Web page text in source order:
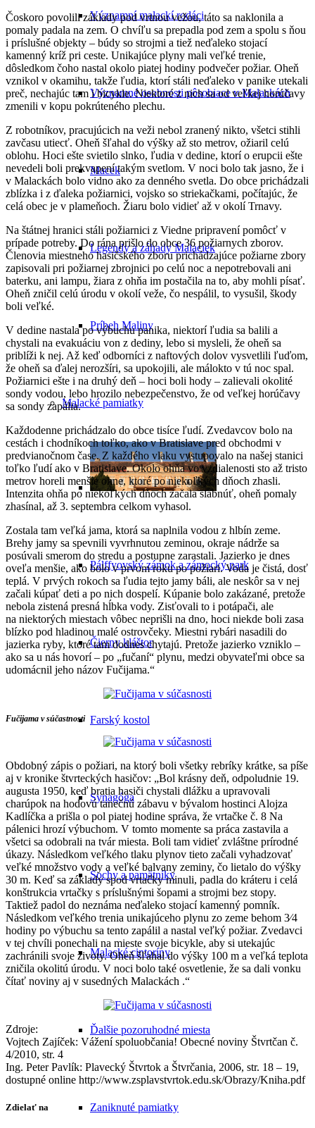
Významní malackí rodáci
Významné osobnosti pôsobiace v Malackách
Macek
Legendy a záhady Malaciek
Príbeh Maliny
Malacké pamiatky
Pálffyovský zámok a zámocký park
Čierny kláštor
Farský kostol
Synagóga
Sochy a pamätníky
Malacké cintoríny
Ďalšie pozoruhodné miesta
Zaniknuté pamiatky
Čoskoro povolili základy pod vrtnou vežou, táto sa naklonila a
pomaly padala na zem. O chvíľu sa prepadla pod zem a spolu s ňou
i príslušné objekty – búdy so strojmi a tiež neďaleko stojací
kamenný kríž pri ceste. Unikajúce plyny mali veľké trenie,
dôsledkom čoho nastal okolo piatej hodiny podvečer požiar. Oheň
vznikol v okamihu, takže ľudia, ktorí stáli neďaleko v panike utekali
preč, nechajúc tam i bicykle. Niektoré z nich sa od veľkej horúčavy
zmenili v kopu pokrúteného plechu.
Z robotníkov, pracujúcich na veži nebol zranený nikto, všetci stihli
zavčasu utiecť. Oheň šľahal do výšky až sto metrov, ožiaril celú
oblohu. Hoci ešte svietilo slnko, ľudia v dedine, ktorí o erupcii ešte
nevedeli boli prekvapení takým svetlom. V noci bolo tak jasno, že i
v Malackách bolo vidno ako za denného svetla. Do obce prichádzali
zblízka i z ďaleka požiarnici, vojsko so striekačkami, počítajúc, že
celá obec je v plameňoch. Žiaru bolo vidieť až v okolí Trnavy.
Na štátnej hranici stáli požiarnici z Viedne pripravení pomôcť v
prípade potreby. Do rána prišlo do obce 36 požiarnych zborov.
Členovia miestneho hasičského zboru prichádzajúce požiarne zbory
zapisovali pri požiarnej zbrojnici po celú noc a nepotrebovali ani
baterku, ani lampu, žiara z ohňa im postačila na to, aby mohli písať.
Oheň zničil celú úrodu v okolí veže, čo nespálil, to vysušil, škody
boli veľké.
V dedine nastala po výbuchu panika, niektorí ľudia sa balili a
chystali na evakuáciu von z dediny, lebo si mysleli, že oheň sa
priblíži k nej. Až keď odborníci z naftových dolov vysvetlili ľuďom,
že oheň sa ďalej nerozšíri, sa upokojili, ale málokto v tú noc spal.
Požiarnici ešte i na druhý deň – hoci boli hody – zalievali okolité
sondy vodou, lebo hrozilo nebezpečenstvo, že od veľkej horúčavy
sa sondy zapália.
Každodenne prichádzalo do obce tisíce ľudí. Zvedavcov bolo na
cestách i chodníkoch toľko, ako v Bratislave pred obchodmi v
predvianočnom čase. Z každého vlaku vystupovalo na našej stanici
toľko ľudí ako v Bratislave. Okolo ohňa vo vzdialenosti sto až tristo
metrov horeli menšie ohne, ktoré po niekoľkých dňoch zhasli.
Intenzita ohňa po niekoľkých dňoch začala slabnúť, oheň pomaly
zhasínal, až 3. septembra celkom vyhasol.
Zostala tam veľká jama, ktorá sa naplnila vodou z hlbín zeme.
Brehy jamy sa spevnili vyvrhnutou zeminou, okraje nádrže sa
posúvali smerom do stredu a postupne zarastali. Jazierko je dnes
oveľa menšie, ako bolo v prvom roku po požiari. Voda je čistá, dosť
teplá. V prvých rokoch sa ľudia tejto jamy báli, ale neskôr sa v nej
začali kúpať deti a po nich dospelí. Kúpanie bolo zakázané, pretože
nebola zistená presná hĺbka vody. Zisťovali to i potápači, ale
na niektorých miestach vôbec neprišli na dno, hoci niekde boli zasa
blízko pod hladinou malé ostrovčeky. Miestni rybári nasadili do
jazierka ryby, ktoré tam dodnes chytajú. Pretože jazierko vzniklo –
ako sa u nás hovorí – po „fučaní“ plynu, medzi obyvateľmi obce sa
udomácnil jeho názov Fučijama.“
Fučijama v súčastnosti
Obdobný zápis o požiari, na ktorý boli všetky rebríky krátke, sa píše
aj v kronike štvrteckých hasičov: „Bol krásny deň, odpoludnie 19.
augusta 1950, keď bratia hasiči chystali dlážku a upravovali
charúpok na hodovú tanečnú zábavu v bývalom hostinci Alojza
Kadlíčka a prišla o pol piatej hodine správa, že vrtačke č. 8 Na
pálenici hrozí výbuchom. V tomto momente sa práca zastavila a
všetci sa odobrali na tvár miesta. Boli tam vidieť zvláštne prírodné
úkazy. Následkom veľkého tlaku plynov tieto začali vyhadzovať
veľké množstvo vody a veľké balvany zeminy, čo lietalo do výšky
30 m. Keď sa základy spod vrtačky minuli, padla do kráteru i celá
konštrukcia vrtačky s príslušnými šopami a strojmi bez stopy.
Taktiež padol do neznáma neďaleko stojací kamenný pomník.
Následkom veľkého trenia unikajúceho plynu zo zeme behom 3⁄4
hodiny po výbuchu sa tento zapálil a nastal veľký požiar. Zvedavci
v tej chvíli ponechali na mieste svoje bicykle, aby si utekajúc
zachránili svoje životy. Oheň šľahal do výšky 100 m a veľká teplota
zničila okolitú úrodu. V noci bolo také osvetlenie, že sa dali vonku
čítať noviny aj v susedných Malackách .“
Zdroje:
Vojtech Zajíček: Vážení spoluobčania! Obecné noviny Štvrtčan č.
4/2010, str. 4
Ing. Peter Pavlík: Plavecký Štvrtok a Štvrčania, 2006, str. 18 – 19,
dostupné online http://www.zsplavstvrtok.edu.sk/Obrazy/Kniha.pdf
Zdielať na